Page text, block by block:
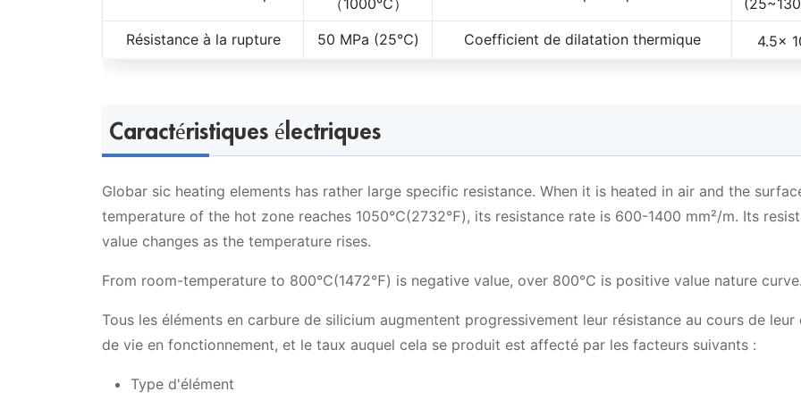
Résistance à la rupture
50 MPa (25℃) Coefficient de dilatation thermique 4.5x
Caractéristiques électriques
Globar sic heating elements has rather large specific resistance. When it is heated in air and the
temperature of the hot zone reaches 1050℃(2732℉), its resistance rate is 600-1400 mm²/m. Its
value changes as the temperature rises.
From room-temperature to 800℃(1472℉) is negative value, over 800℃ is positive value nature
Tous les éléments en carbure de silicium augmentent progressivement leur résistance au cours de leur
de vie en fonctionnement, et le taux auquel cela se produit est affecté par les facteurs suivants :
Type d'élément